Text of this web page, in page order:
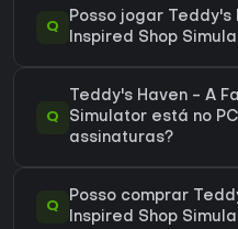
Q
Posso jogar Teddy's
Inspired Shop
Q
Teddy's Haven - A
Simulator está no
assinaturas?
Q
Posso comprar
Inspired Shop